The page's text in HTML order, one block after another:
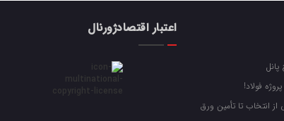
فولاد!
از انتخاب تا تأمین ورق
اعتبار اقتصادژورنال